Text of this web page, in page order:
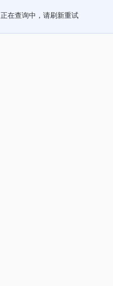
正在查询中，请刷新重试